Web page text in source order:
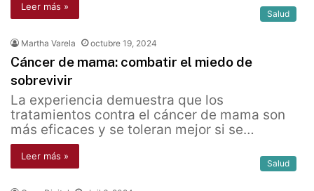
Leer más »
Salud
Martha Varela octubre 19, 2024
Cáncer de mama: combatir el miedo de
sobrevivir
La experiencia demuestra que los
tratamientos contra el cáncer de mama son
más eficaces y se toleran mejor si se…
Leer más »
Salud